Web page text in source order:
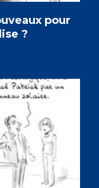
pour
?